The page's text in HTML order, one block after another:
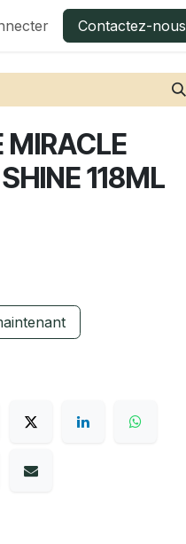
Contactez-nous
MIRACLE
118ML